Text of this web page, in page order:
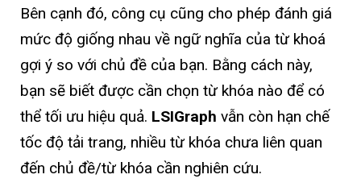
Bên cạnh đó, công cụ cũng cho phép đánh giá
mức độ giống nhau về ngữ nghĩa của từ khoá
gợi ý so với chủ đề của bạn. Bằng cách này,
bạn sẽ biết được cần chọn từ khóa nào để có
thể tối ưu hiệu quả. LSIGraph vẫn còn hạn chế
tốc độ tải trang, nhiều từ khóa chưa liên quan
đến chủ đề/từ khóa cần nghiên cứu.